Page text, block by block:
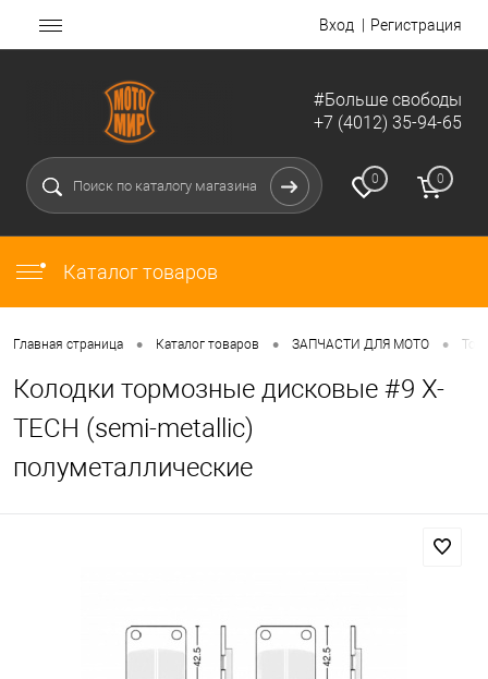
Вход Регистрация
#Больше свободы
+7 (4012) 35-94-65
0 0
Каталог товаров
Главная страница • Каталог товаров • ЗАПЧАСТИ ДЛЯ МОТО •
Колодки тормозные дисковые #9 X-
TECH (semi-metallic)
полуметаллические